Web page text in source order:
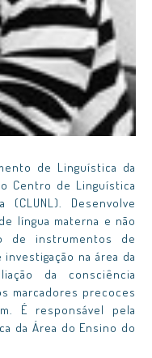
de Linguística da
Centro de Linguística
(CLUNL). Desenvolve
língua materna e não
de instrumentos de
investigação na área da
da consciência
marcadores precoces
É responsável pela
da Área do Ensino do